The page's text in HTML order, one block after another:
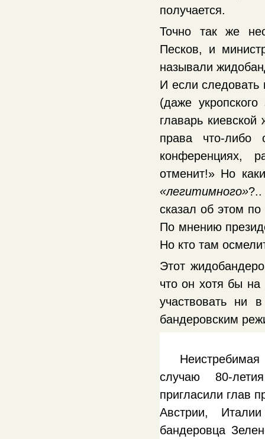
получается.
Точно так же
Песков, и
называли
И если следовать
(даже
главарь киевской
права что-
конференциях,
отменит!» Но
«легитимного»
сказал об этом
По мнению
Но кто там
Этот
что он хотя бы на
участвовать ни
бандеровским
случаю 80-
пригласили глав
Австрии,
бандеровца